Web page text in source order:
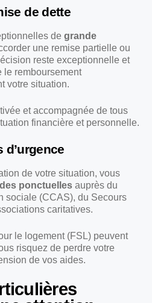
de dette
de grande
une remise partielle ou
reste exceptionnelle et
le remboursement
votre situation.
et accompagnée de tous
financière et personnelle.
d’urgence
de votre situation, vous
ponctuelles auprès du
sociale (CCAS), du Secours
caritatives.
le logement (FSL) peuvent
risquez de perdre votre
de vos aides.